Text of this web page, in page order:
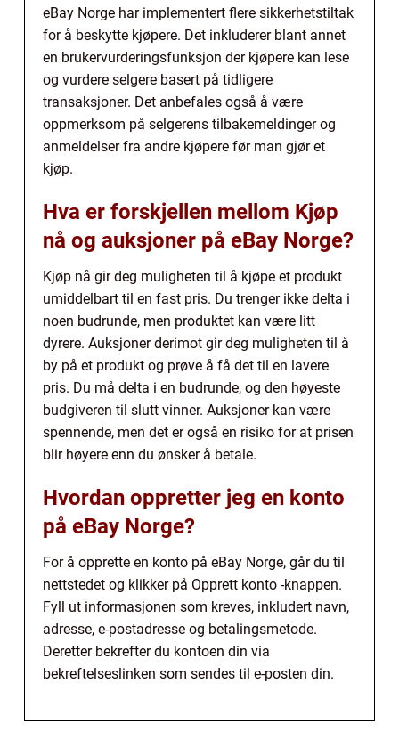
eBay Norge har implementert flere sikkerhetstiltak
for å beskytte kjøpere. Det inkluderer blant annet
en brukervurderingsfunksjon der kjøpere kan lese
og vurdere selgere basert på tidligere
transaksjoner. Det anbefales også å være
oppmerksom på selgerens tilbakemeldinger og
anmeldelser fra andre kjøpere før man gjør et
kjøp.
Hva er forskjellen mellom Kjøp
nå og auksjoner på eBay Norge?
Kjøp nå gir deg muligheten til å kjøpe et produkt
umiddelbart til en fast pris. Du trenger ikke delta i
noen budrunde, men produktet kan være litt
dyrere. Auksjoner derimot gir deg muligheten til å
by på et produkt og prøve å få det til en lavere
pris. Du må delta i en budrunde, og den høyeste
budgiveren til slutt vinner. Auksjoner kan være
spennende, men det er også en risiko for at prisen
blir høyere enn du ønsker å betale.
Hvordan oppretter jeg en konto
på eBay Norge?
For å opprette en konto på eBay Norge, går du til
nettstedet og klikker på Opprett konto -knappen.
Fyll ut informasjonen som kreves, inkludert navn,
adresse, e-postadresse og betalingsmetode.
Deretter bekrefter du kontoen din via
bekreftelseslinken som sendes til e-posten din.